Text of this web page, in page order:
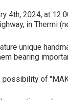
4th, 2024, at
in Thermi
unique
bearing
of